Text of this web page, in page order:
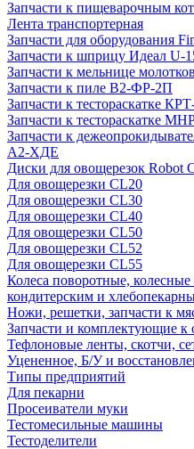
Запчасти к пищеварочным
Лента транспортерная
Запчасти для оборудования
Запчасти к шприцу Идеал U-
Запчасти к мельнице
Запчасти к пиле В2-ФР-2П
Запчасти к тестораскатке
Запчасти к тестораскатке
Запчасти к
А2-ХДЕ
Диски для овощерезок Robot
Для овощерезки CL20
Для овощерезки CL30
Для овощерезки CL40
Для овощерезки CL50
Для овощерезки CL52
Для овощерезки CL55
Колеса поворотные,
кондитерским и
Ножи, решетки, запчасти к
Запчасти и комплектующие
Тефлоновые ленты, скотчи,
Уцененное, Б/У и
Типы предприятий
Для пекарни
Просеиватели муки
Тестомесильные машины
Тестоделители